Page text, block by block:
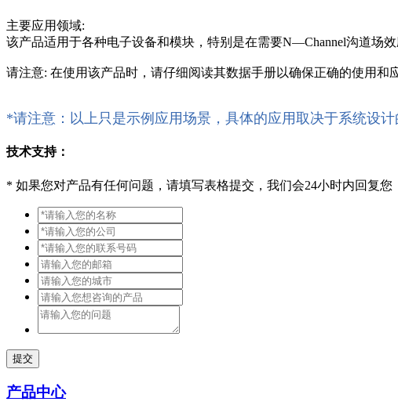
主要应用领域:
该产品适用于各种电子设备和模块，特别是在需要N—Channel沟道场
请注意: 在使用该产品时，请仔细阅读其数据手册以确保正确的使用和
*请注意：以上只是示例应用场景，具体的应用取决于系统设
技术支持：
* 如果您对产品有任何问题，请填写表格提交，我们会24小时内回复您
提交
产品中心